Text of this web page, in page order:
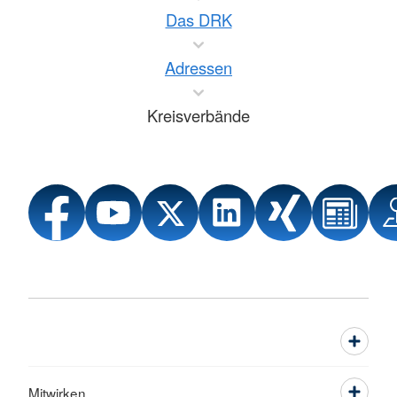
Das DRK
Adressen
Kreisverbände
Mitwirken